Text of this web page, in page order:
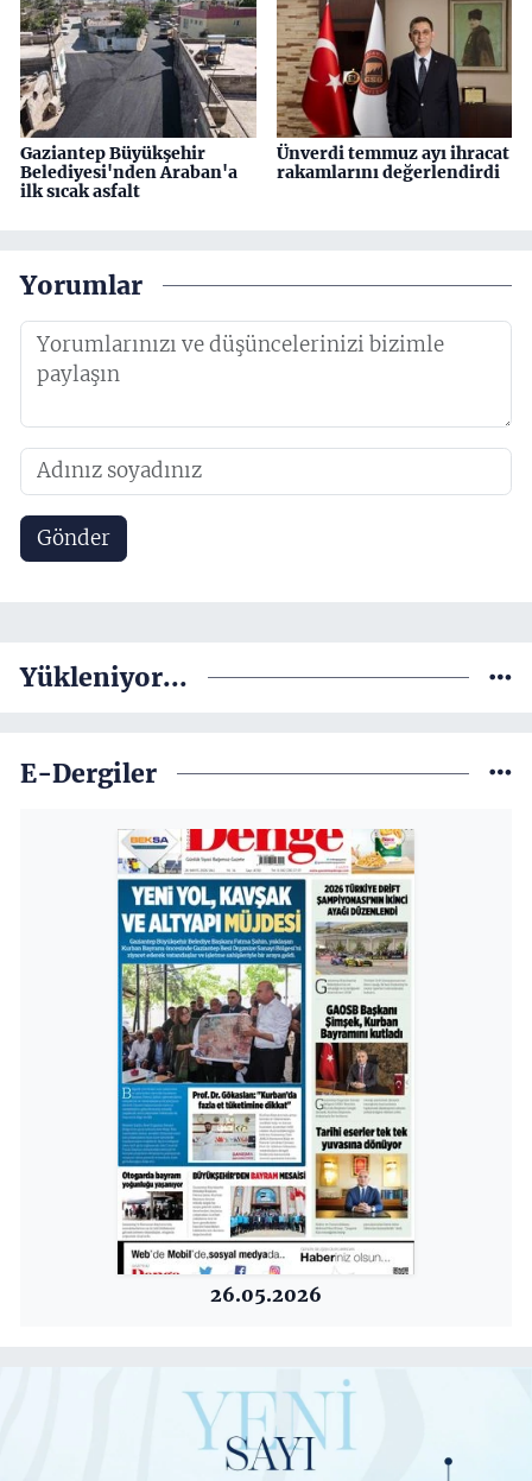
Gaziantep Büyükşehir
Belediyesi'nden Araban'a
ilk sıcak asfalt
Ünverdi temmuz ayı ihracat
rakamlarını değerlendirdi
Yorumlar
Gönder
Yükleniyor...
E-Dergiler
26.05.2026